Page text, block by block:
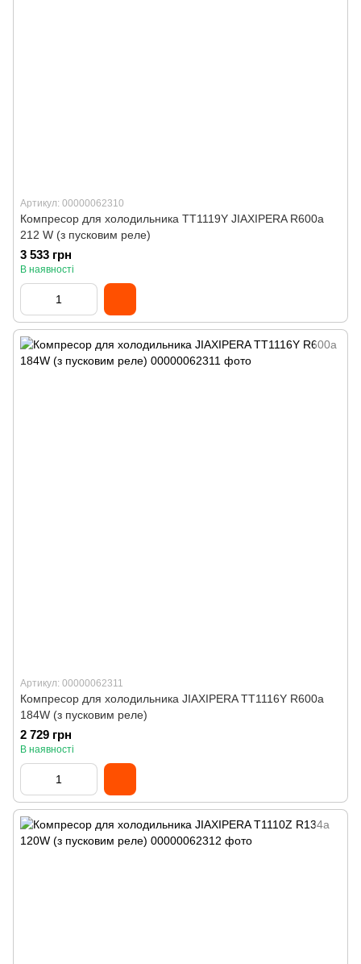
Артикул: 00000062310
Компресор для холодильника TТ1119Y JIAXIPERA R600a
212 W (з пусковим реле)
3 533 грн
В наявності
Артикул: 00000062311
Компресор для холодильника JIAXIPERA TТ1116Y R600a
184W (з пусковим реле)
2 729 грн
В наявності